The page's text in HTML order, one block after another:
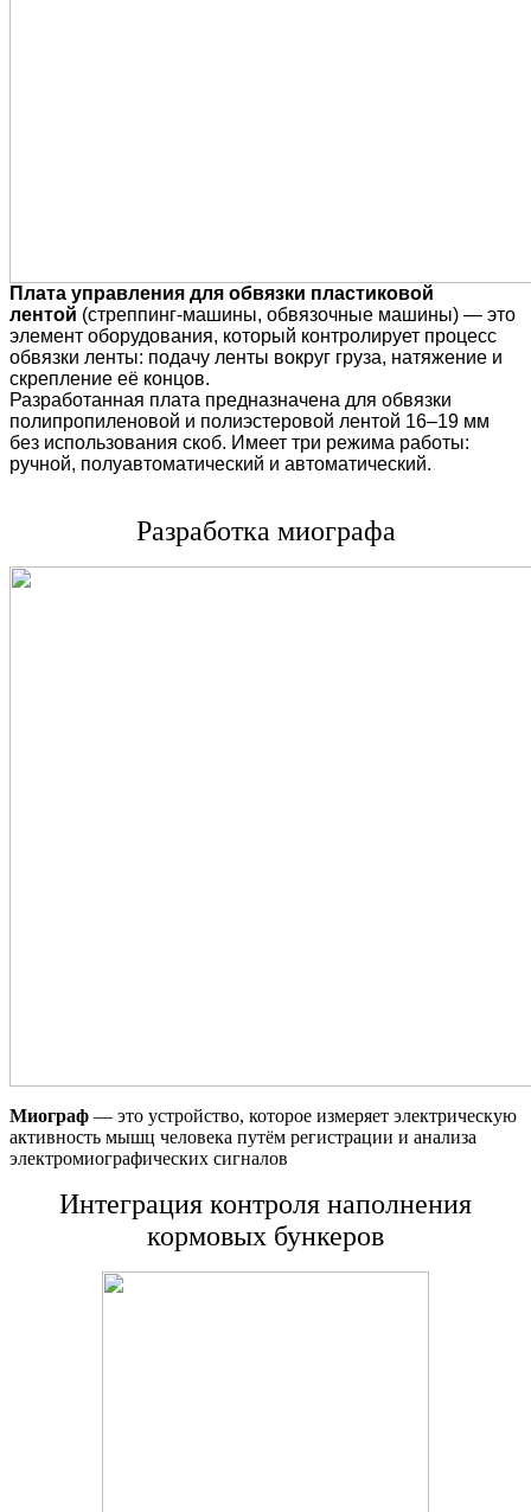
Плата управления для обвязки пластиковой
лентой (стреппинг-машины, обвязочные машины) — это
элемент оборудования, который контролирует процесс
обвязки ленты: подачу ленты вокруг груза, натяжение и
скрепление её концов.
Разработанная плата предназначена для обвязки
полипропиленовой и полиэстеровой лентой 16–19 мм
без использования скоб. Имеет три режима работы:
ручной, полуавтоматический и автоматический.
Разработка миографа
Миограф — это устройство, которое измеряет электрическую
активность мышц человека путём регистрации и анализа
электромиографических сигналов
Интеграция контроля наполнения
кормовых бункеров